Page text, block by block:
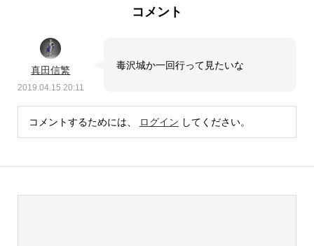
コメント
真田信繁
2019.04.15 20:11
毒沢城か一回行って見たいな
コメントするためには、 ログイン してください。